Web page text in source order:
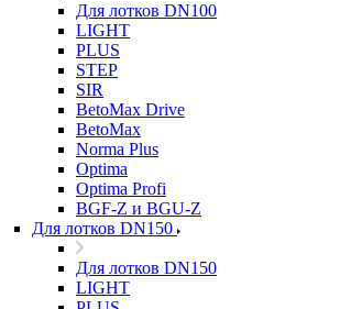
Для лотков DN100
LIGHT
PLUS
STEP
SIR
BetoMax Drive
BetoMax
Norma Plus
Optima
Optima Profi
BGF-Z и BGU-Z
Для лотков DN150
Для лотков DN150
LIGHT